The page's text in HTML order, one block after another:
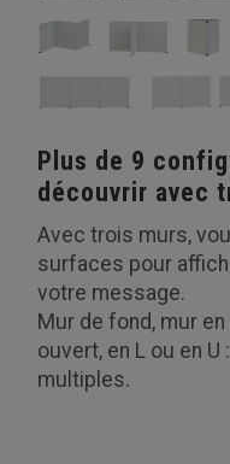
Plus de 9
découvrir avec
Avec trois murs,
surfaces pour
votre message.
Mur de fond, mur
ouvert, en L ou en
multiples.